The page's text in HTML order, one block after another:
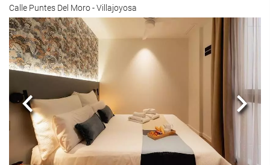
Calle Puntes Del Moro - Villajoyosa
Anterior